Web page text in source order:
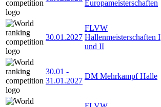
Europameisterschaften
30.01.2027
FLVW
Hallenmeisterschaften I
und II
30.01 -
31.01.2027
DM Mehrkampf Halle